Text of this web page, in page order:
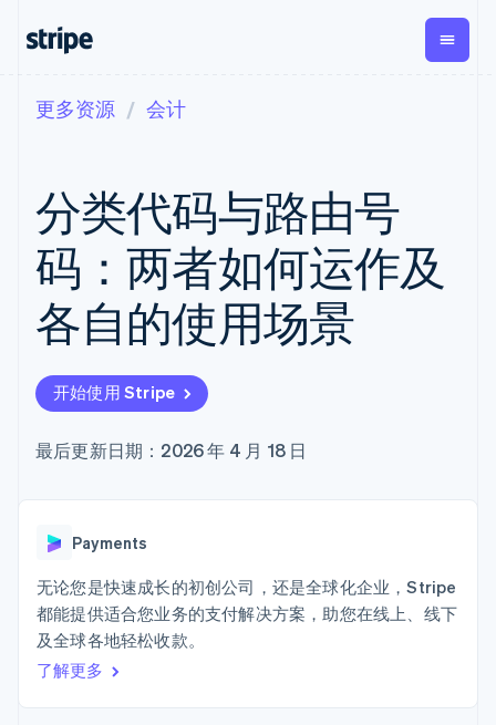
支付
在线支付
Managed
Payments
备案商家解决
方案
Payment links
无代码支付
预构建支付界
面
Elements
灵活的 UI 组件
Payment
接入 125+ 种支
Terminal
Authorization
Boost
支付成功率优
化
Link
加速结账
经常性收入
Metronome
按用量计费
Subscriptions
订阅管理
Invoicing
一次性或定期
Tax
销售税和增值
Revenue
Recognition
Stripe Sigma
Global
Payouts
向第三
方打款
Crypto
钱包、
稳定币
按企业阶段
按应用场景
智能体商务
加密货币
电子商务
嵌入式金融
财务自动化
全球化企业
交易市场
按行业
AI 企业
酒店、旅游与休闲
文档
库与 SDK
Stripe Apps
指南
接受线上付款
实施预置结账流程
构建平台或交易市场
管理订阅
发行稳定币支持的支付卡
资源
应用集成
代码示例
学习
指南
支持
获取支持
托管支持方案
专业服务
公司
Stripe Press
联系销售
更多资源 会计
分类代码与路由号
码：两者如何运作及
各自的使用场景
开始使用 Stripe
最后更新日期：2026 年 4 月 18 日
Payments
无论您是快速成长的初创公司，还是全球化企业，Stripe
都能提供适合您业务的支付解决方案，助您在线上、线下
及全球各地轻松收款。
了解更多